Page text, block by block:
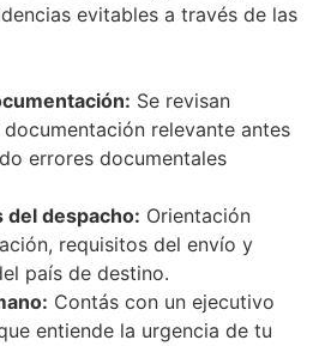
evitables a través de las
Se revisan
relevante antes
errores documentales
del despacho: Orientación
requisitos del envío y
país de destino.
Contás con un ejecutivo
entiende la urgencia de tu